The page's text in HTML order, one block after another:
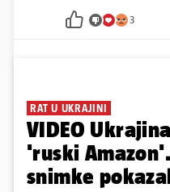
3
RAT U UKRAJINI
VIDEO
'ruski
snimke